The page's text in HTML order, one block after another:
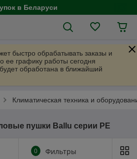
в Беларуси
быстро обрабатывать заказы и
ее графику работы сегодня
обработана в ближайший
Климатическая техника и
пушки Ballu серии РЕ
0 Фильтры